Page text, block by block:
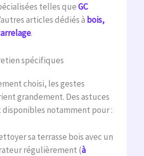
telles queGC
articles dédiés à bois,
.
spécifiques
choisi, les gestes
grandement. Des astuces
notamment pour :
sa terrasse bois avec un
régulièrement (à